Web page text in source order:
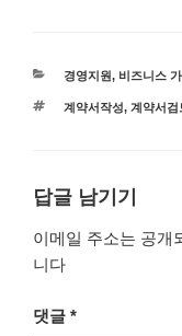
카
고
경영지원, 비즈니스
태
계약서작성, 계약서검
답글 남기기
이메일 주소는 공개
니다
댓글 *